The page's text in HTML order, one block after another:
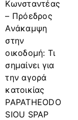
Κωνσταντέας
– Πρόεδρος
Ανάκαμψη
στην
οικοδομή: Τι
σημαίνει για
την αγορά
κατοικίας
PAPATHEODO
SIOU SPAP